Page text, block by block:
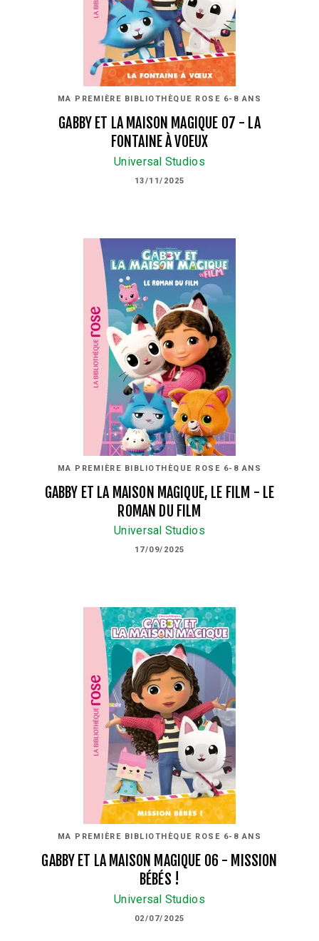
MA PREMIÈRE BIBLIOTHÈQUE ROSE 6-8 ANS
GABBY ET LA MAISON MAGIQUE 07 - LA
FONTAINE À VOEUX
Universal Studios
13/11/2025
MA PREMIÈRE BIBLIOTHÈQUE ROSE 6-8 ANS
GABBY ET LA MAISON MAGIQUE, LE FILM - LE
ROMAN DU FILM
Universal Studios
17/09/2025
MA PREMIÈRE BIBLIOTHÈQUE ROSE 6-8 ANS
GABBY ET LA MAISON MAGIQUE 06 - MISSION
BÉBÉS !
Universal Studios
02/07/2025